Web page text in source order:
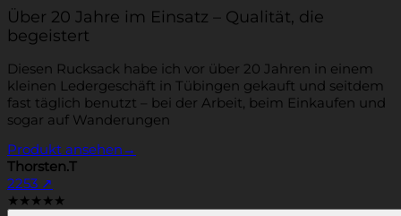
Über 20 Jahre im Einsatz – Qualität, die
begeistert
Diesen Rucksack habe ich vor über 20 Jahren in einem
kleinen Ledergeschäft in Tübingen gekauft und seitdem
fast täglich benutzt – bei der Arbeit, beim Einkaufen und
sogar auf Wanderungen
Produkt ansehen →
Thorsten.T
2253 ↗
★★★★★